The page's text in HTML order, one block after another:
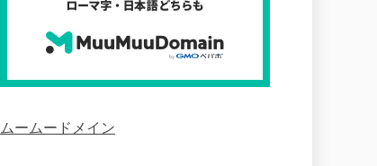
ムームードメイン